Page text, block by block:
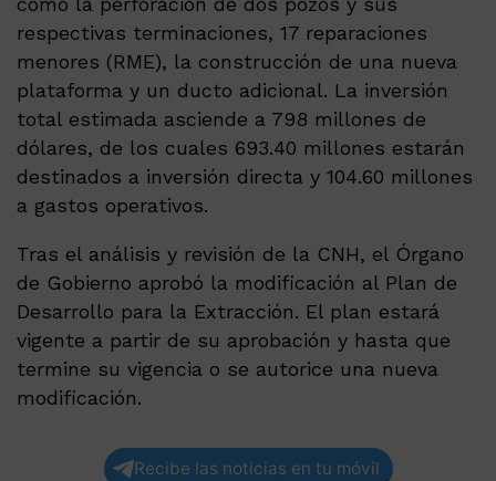
respectivas terminaciones, 17 reparaciones
menores (RME), la construcción de una nueva
plataforma y un ducto adicional. La inversión
total estimada asciende a 798 millones de
dólares, de los cuales 693.40 millones estarán
destinados a inversión directa y 104.60 millones
a gastos operativos.
Tras el análisis y revisión de la CNH, el Órgano
de Gobierno aprobó la modificación al Plan de
Desarrollo para la Extracción. El plan estará
vigente a partir de su aprobación y hasta que
termine su vigencia o se autorice una nueva
modificación.
Recibe las noticias en tu móvil